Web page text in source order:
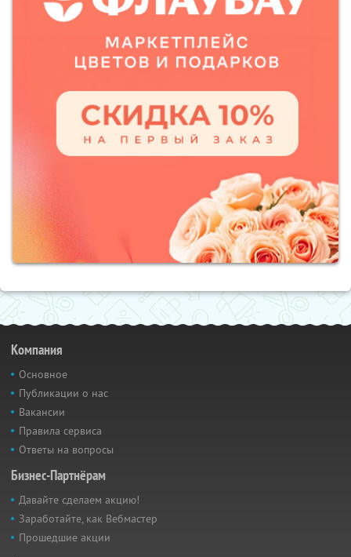
Компания
Основное
Публикации о нас
Вакансии
Правила сервиса
Ответы на вопросы
Бизнес-Партнёрам
Давайте сделаем акцию!
Заработайте, как Вебмастер
Прошедшие акции